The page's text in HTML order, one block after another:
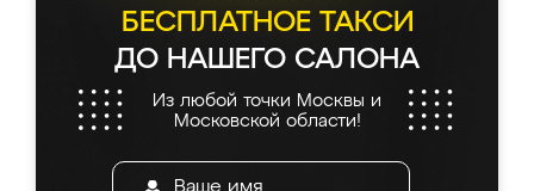
БЕСПЛАТНОЕ ТАКСИ
ДО НАШЕГО САЛОНА
Из любой точки Москвы и
Московской области!